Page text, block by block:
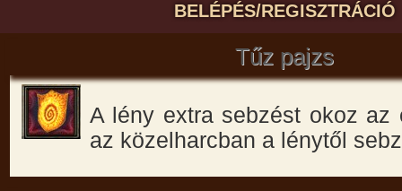
BELÉPÉS/REGISZTRÁCIÓ
Tűz pajzs
A lény extra sebzést okoz az
az közelharcban a lénytől